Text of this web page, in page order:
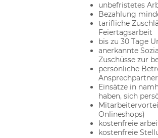
unbefristetes
Bezahlung
tarifliche
Feiertagsarbeit
bis zu 30 Tage
anerkannte
Zuschüsse zur
persönliche
Einsätze in
haben, sich
Onlineshops)
kostenfreie
kostenfreie